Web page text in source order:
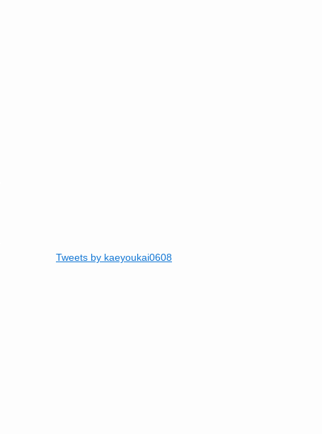
Tweets by kaeyoukai0608